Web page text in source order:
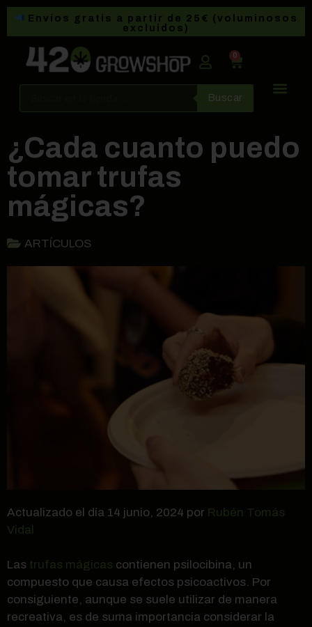
Envíos gratis a partir de 25€ (voluminosos
excluidos)
0
Buscar
¿Cada cuanto puedo
tomar trufas
mágicas?
ARTÍCULOS
Actualizado el día 14 junio, 2024 por Rubén Tomás
Vidal
Las trufas mágicas contienen psilocibina, un
compuesto que causa efectos psicoactivos. Por
consiguiente, aunque se suele utilizar de manera
recreativa, es de suma importancia considerar la